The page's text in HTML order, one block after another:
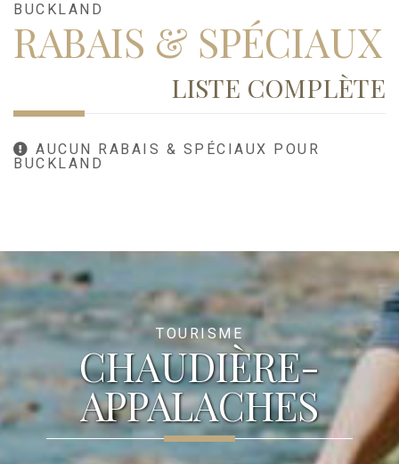
BUCKLAND
RABAIS & SPÉCIAUX
LISTE COMPLÈTE
AUCUN RABAIS & SPÉCIAUX POUR
BUCKLAND
TOURISME
CHAUDIÈRE-
APPALACHES